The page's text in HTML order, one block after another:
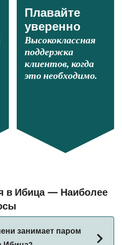
Плавайте
уверенно
Высококлассная
поддержка
клиентов, когда
это необходимо.
в Ибица — Наиболее
занимает паром